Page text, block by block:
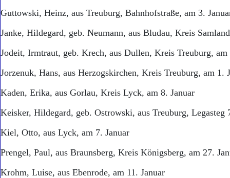
Guttowski, Heinz, aus Treuburg, Bahnhofstraße, am 3.
Janke, Hildegard, geb. Neumann, aus Bludau, Kreis
Jodeit, Irmtraut, geb. Krech, aus Dullen, Kreis Treuburg, am
Jorzenuk, Hans, aus Herzogskirchen, Kreis Treuburg, am 1.
Kaden, Erika, aus Gorlau, Kreis Lyck, am 8. Januar
Keisker, Hildegard, geb. Ostrowski, aus Treuburg, Legasteg
Kiel, Otto, aus Lyck, am 7. Januar
Prengel, Paul, aus Braunsberg, Kreis Königsberg, am 27.
Krohm, Luise, aus Ebenrode, am 11. Januar